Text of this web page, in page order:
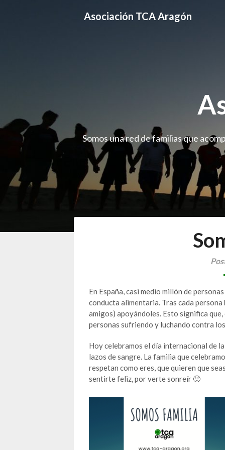
Asociación TCA Aragón
Somos una red de familias que
En España, casi medio millón de
conducta alimentaria. Tras cada
amigos) apoyándoles. Esto significa
personas sufriendo y luchando contra
Hoy celebramos el día internacional de
lazos de sangre. La familia que
respetan como eres, que quieren que
sentirte feliz, por verte sonreír 🙂